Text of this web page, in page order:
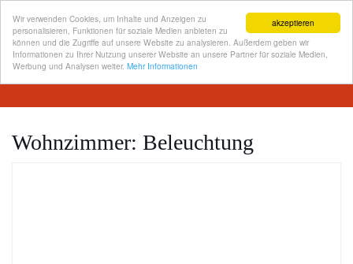
akzeptieren
Wir verwenden Cookies, um Inhalte und Anzeigen zu
personalisieren, Funktionen für soziale Medien anbieten zu
können und die Zugriffe auf unsere Website zu analysieren. Außerdem geben wir
Informationen zu Ihrer Nutzung unserer Website an unsere Partner für soziale Medien,
Werbung und Analysen weiter. Mehr Informationen
Skip
content
Wohnzimmer: Beleuchtung